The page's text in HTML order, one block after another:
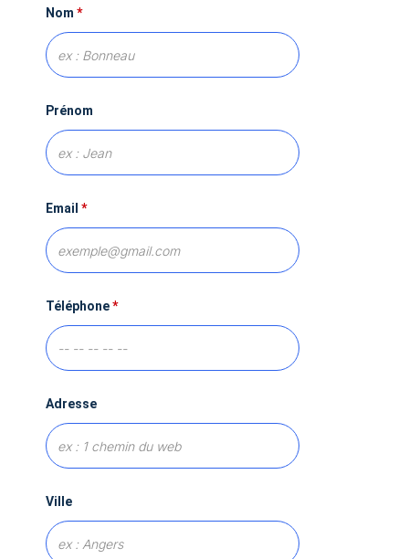
Nom *
Prénom
Email *
Téléphone*
Adresse
Ville